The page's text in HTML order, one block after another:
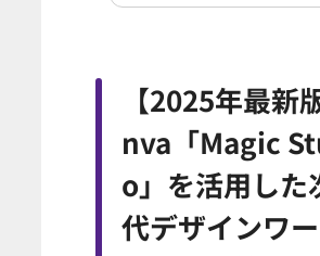
【2025年最新
nva「Magic
o」を活用した
代デザインワ